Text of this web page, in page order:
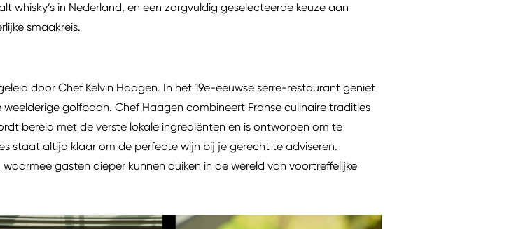
whisky’s in Nederland, en een zorgvuldig geselecteerde keuze aan
smaakreis.
door Chef Kelvin Haagen. In het 19e-eeuwse serre-restaurant geniet
golfbaan. Chef Haagen combineert Franse culinaire tradities
bereid met de verste lokale ingrediënten en is ontworpen om te
staat altijd klaar om de perfecte wijn bij je gerecht te adviseren.
gasten dieper kunnen duiken in de wereld van voortreffelijke